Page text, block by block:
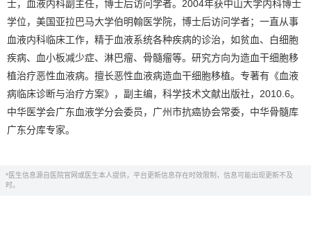
士，血液内科副主任，博士后访问学者。2004年获中山大学内科博士
学位，美国亚拉巴马大学伯明翰医学院，博士后访问学者；一直从事
血液内科临床工作，精于血液系统各种疾病的诊治，如贫血、白细胞
疾病、血小板减少症、淋巴瘤、骨髓瘤等。研究方向为造血干细胞移
植治疗恶性血液病。擅长恶性血液病造血干细胞移植。专著有《血液
病临床诊断与治疗方案》，副主编，科学技术文献出版社，2010.6。
中华医学会广东血液学分会委员，广州市抗癌协会常委，中华骨髓库
广东分库专家。
*医生信息源自医院官网或医生本人提供，平台更新信息存在时效限制，信息可能出现更新不及
时。